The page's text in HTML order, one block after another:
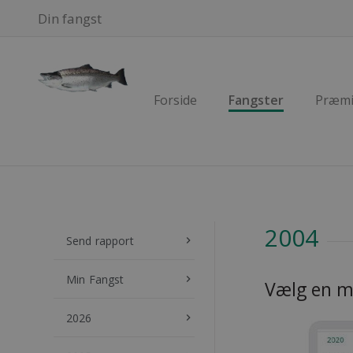
Din fangst
Forside Fangster
Send rapport keyboard_arrow_right
Min Fangst keyboard_arrow_right
2026 keyboard_arrow_right
2004
Vælg en